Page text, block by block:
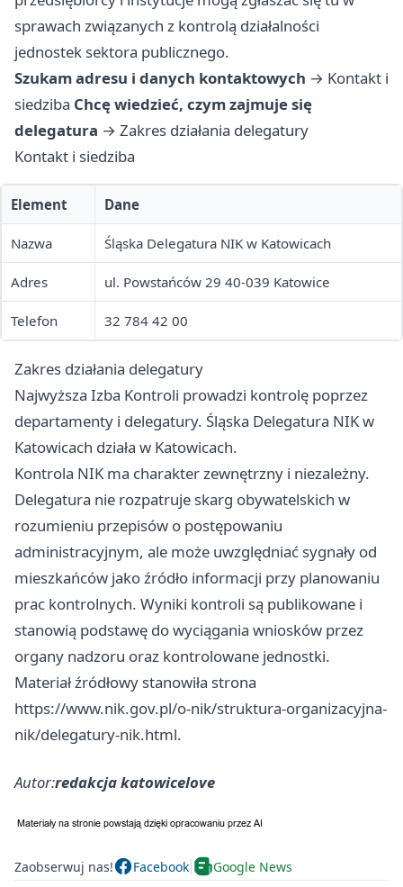
sprawach związanych z kontrolą działalności
jednostek sektora publicznego.
Szukam adresu i danych kontaktowych → Kontakt i
siedziba Chcę wiedzieć, czym zajmuje się
delegatura → Zakres działania delegatury
Kontakt i siedziba
Element Dane
Nazwa Śląska Delegatura NIK w Katowicach
Adres ul. Powstańców 29 40-039 Katowice
Telefon 32 784 42 00
Zakres działania delegatury
Najwyższa Izba Kontroli prowadzi kontrolę poprzez
departamenty i delegatury. Śląska Delegatura NIK w
Katowicach działa w Katowicach.
Kontrola NIK ma charakter zewnętrzny i niezależny.
Delegatura nie rozpatruje skarg obywatelskich w
rozumieniu przepisów o postępowaniu
administracyjnym, ale może uwzględniać sygnały od
mieszkańców jako źródło informacji przy planowaniu
prac kontrolnych. Wyniki kontroli są publikowane i
stanowią podstawę do wyciągania wniosków przez
organy nadzoru oraz kontrolowane jednostki.
Materiał źródłowy stanowiła strona
https://www.nik.gov.pl/o-nik/struktura-organizacyjna-
nik/delegatury-nik.html.
Autor:redakcja katowicelove
Zaobserwuj nas! Facebook Google News